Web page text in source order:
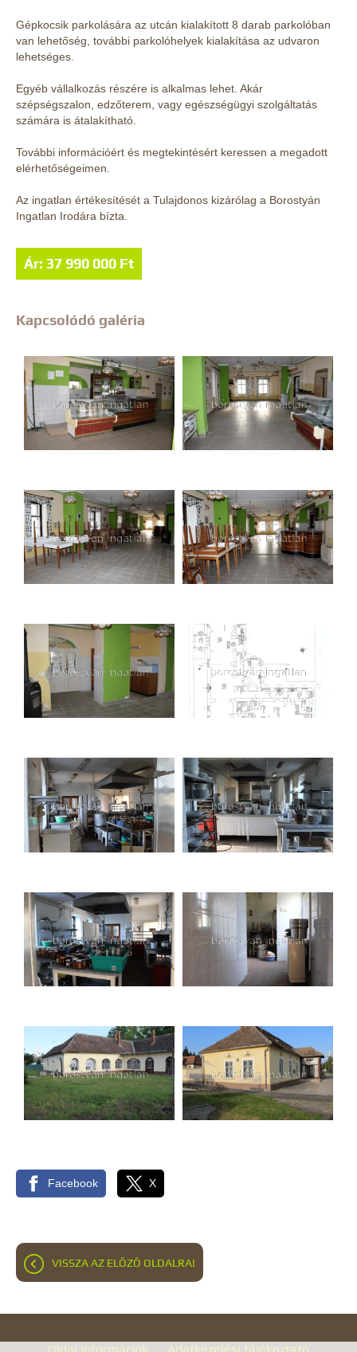
Ár: 37 990 000 Ft
Gépkocsik parkolására az utcán kialakított 8 darab parkolóban
van lehetőség, további parkolóhelyek kialakítása az udvaron
lehetséges.
Egyéb vállalkozás részére is alkalmas lehet. Akár
szépségszalon, edzőterem, vagy egészségügyi szolgáltatás
számára is átalakítható.
További információért és megtekintésért keressen a megadott
elérhetőségeimen.
Az ingatlan értékesítését a Tulajdonos kizárólag a Borostyán
Ingatlan Irodára bízta.
Kapcsolódó galéria
Facebook X
VISSZA AZ ELŐZŐ OLDALRA!